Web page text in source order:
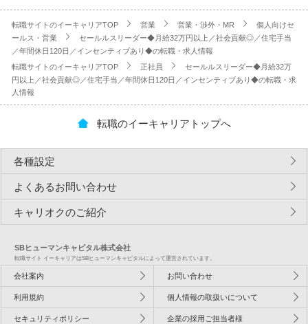
転職サイトのイーキャリアTOP 営業 営業・渉外・MR
個人向けセ
ールス・営業
セールルスリーダー◆月給32万円以上／社会貢献◎／住宅手当
／年間休日120日／インセンティブあり◆の転職・求人情報
転職サイトのイーキャリアTOP
正社員
セールルスリーダー◆月給32万
円以上／社会貢献◎／住宅手当／年間休日120日／インセンティブあり◆の転職・求
人情報
転職のイーキャリアトップへ
各種設定
よくあるお問い合わせ
キャリオクのご紹介
SBヒューマンキャピタル株式会社
転職サイト イーキャリアはSBヒューマンキャピタルによって運営されています。
会社案内 お問い合わせ
利用規約 個人情報の取扱いについて
セキュリティポリシー 企業の採用ご担当者様